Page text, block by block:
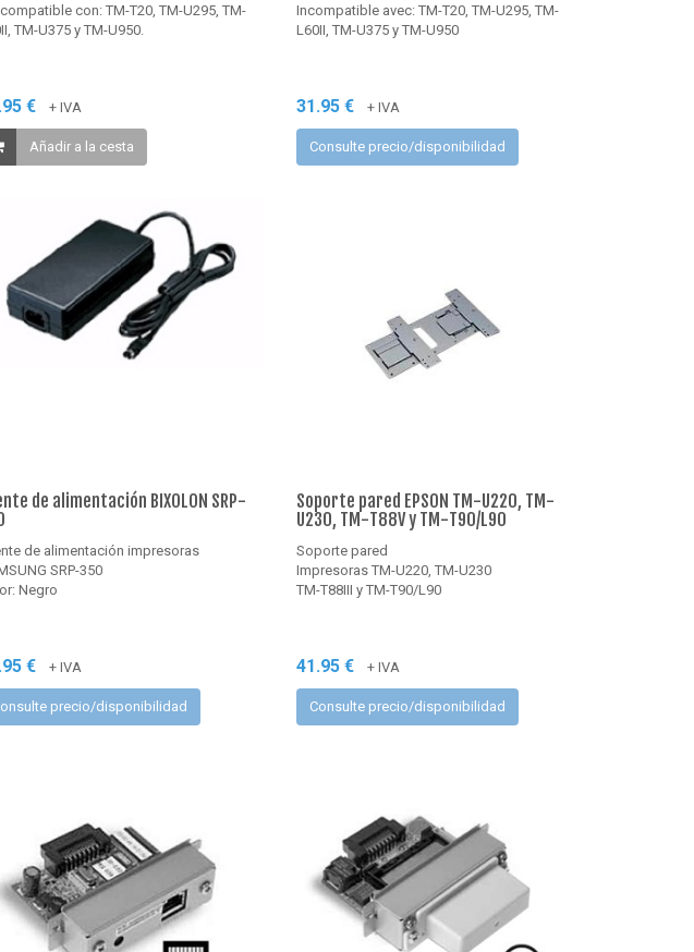
con: TM-T20, TM-U295, TM-
TM-U375 y TM-U950.
€ + IVA
Añadir a la cesta
Incompatible avec: TM-T20, TM-U295, TM-
L60II, TM-U375 y TM-U950
31.95 € + IVA
Consulte precio/disponibilidad
de alimentación BIXOLON SRP-
de alimentación impresoras
SRP-350
Negro
€ + IVA
precio/disponibilidad
Soporte pared EPSON TM-U220, TM-
U230, TM-T88V y TM-T90/L90
Soporte pared
Impresoras TM-U220, TM-U230
TM-T88III y TM-T90/L90
41.95 € + IVA
Consulte precio/disponibilidad